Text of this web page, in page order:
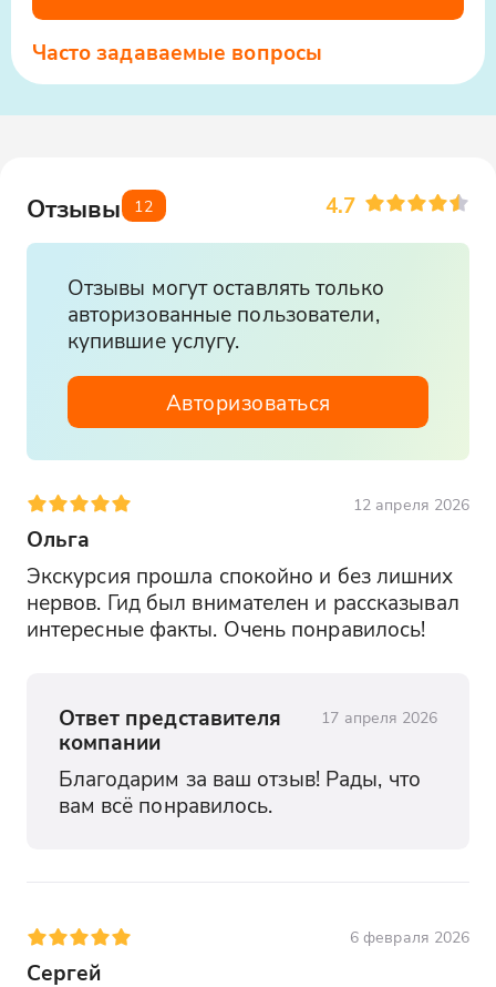
Часто задаваемые вопросы
Отзывы 12 4.7
Отзывы могут оставлять только
авторизованные пользователи,
купившие услугу.
Авторизоваться
12 апреля 2026
Ольга
Экскурсия прошла спокойно и без лишних
нервов. Гид был внимателен и рассказывал
интересные факты. Очень понравилось!
Ответ представителя
компании
17 апреля 2026
Благодарим за ваш отзыв! Рады, что
вам всё понравилось.
6 февраля 2026
Сергей